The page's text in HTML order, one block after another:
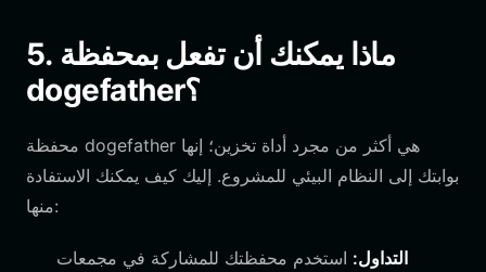
5. ماذا يمكنك أن تفعل بمحفظة
dogefather؟
محفظة dogefather هي أكثر من مجرد أداة تخزين؛ إنها
بوابتك إلى النظام البيئي للمشروع. إليك كيف يمكنك الاستفادة
منها:
التداول: استخدم محفظتك للمشاركة في مجمعات